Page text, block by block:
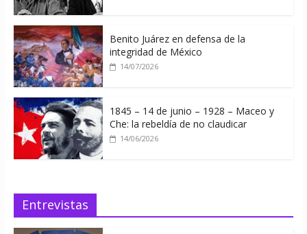
Benito Juárez en defensa de la
integridad de México
14/07/2026
1845 – 14 de junio – 1928 – Maceo y
Che: la rebeldía de no claudicar
14/06/2026
Entrevistas